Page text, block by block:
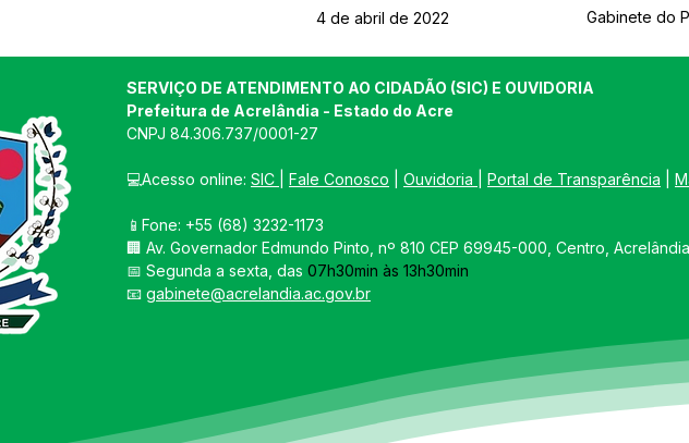
4 de abril de 2022 Gabinete do
SERVIÇO DE ATENDIMENTO AO CIDADÃO (SIC) E OUVIDORIA
Prefeitura de Acrelândia - Estado do Acre
CNPJ 84.306.737/0001-27
💻Acesso online: SIC Fale Conosco Ouvidoria Portal de Transparência
📱Fone: +55 (68) 3232-1173
🏢 Av. Governador Edmundo Pinto, nº 810 CEP 69945-000, Centro,
📅 Segunda a sexta, das 07h30min às 13h30min
📧 gabinete@acrelandia.ac.gov.br